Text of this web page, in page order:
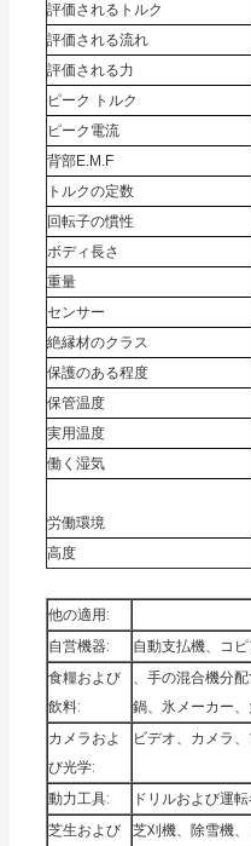
評価されるトルク
評価される流れ
評価される力
ピーク トルク
ピーク電流
背部E.M.F
トルクの定数
回転子の慣性
ボディ長さ
重量
センサー
絶縁材のクラス
保護のある程度
保管温度
実用温度
働く湿気
労働環境
高度
他の適用:
自営機器:
自動支払機、コ
食糧および
飲料:
、手の混合機分
鍋、氷メーカー、
カメラおよ
び光学:
ビデオ、カメラ、
動力工具:
ドリルおよび運
芝生および
芝刈機、除雪機、